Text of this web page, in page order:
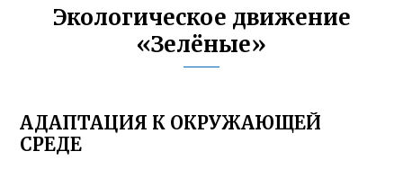
Экологическое движение
«Зелёные»
АДАПТАЦИЯ К ОКРУЖАЮЩЕЙ
СРЕДЕ